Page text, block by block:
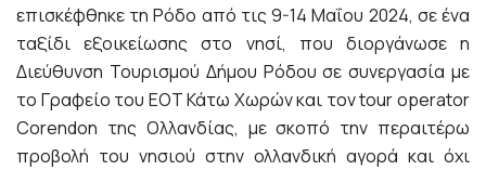
επισκέφθηκε τη Ρόδο από τις 9-14 Μαΐου 2024, σε ένα
ταξίδι εξοικείωσης στο νησί, που διοργάνωσε η
Διεύθυνση Τουρισμού Δήμου Ρόδου σε συνεργασία με
το Γραφείο του ΕΟΤ Κάτω Χωρών και τον tour operator
Corendon της Ολλανδίας, με σκοπό την περαιτέρω
προβολή του νησιού στην ολλανδική αγορά και όχι